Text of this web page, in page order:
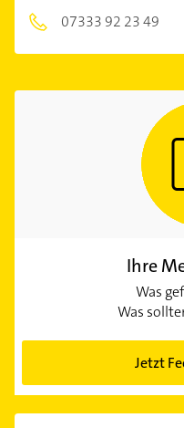
07333 92 23 49
Ihre
Was
Was
Jetzt